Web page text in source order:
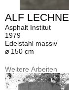
ALF
Asphalt Institut
1979
Edelstahl massiv
⌀ 150 cm
Weitere Arbeiten